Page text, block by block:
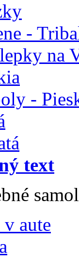
-
na
-
text
aute